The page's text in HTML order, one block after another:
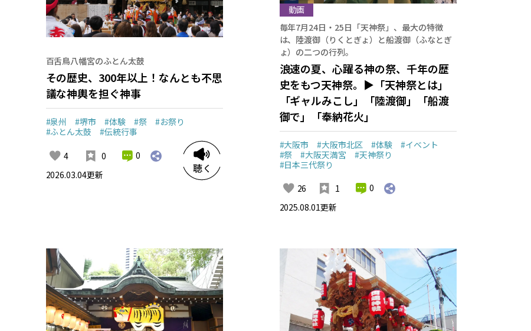
百舌鳥八幡宮のふとん太鼓
その歴史、300年以上！なんとも不思
議な神輿を担ぐ神事
#泉州 #堺市 #体験 #祭
#お祭り
#ふとん太鼓
#伝統行事
4 0
0
2026.03.04更新
動画
毎年7月24日・25日「天神祭」、最大の特徴
は、陸渡御（りくとぎょ）と船渡御（ふなとぎ
ょ）の二つの行列。
浪速の夏、心躍る神の祭、千年の歴
史をもつ天神祭。▶「天神祭とは」
「ギャルみこし」「陸渡御」「船渡
御で」「奉納花火」
#大阪市 #大阪市北区 #体験
#イベント
#祭
#大阪天満宮
#天神祭り
#日本三代祭り
26
1
0
2025.08.01更新